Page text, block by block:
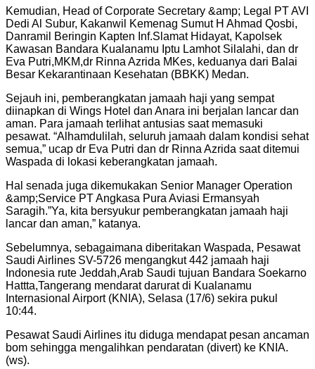
Kemudian, Head of Corporate Secretary &amp; Legal PT AVI
Dedi Al Subur, Kakanwil Kemenag Sumut H Ahmad Qosbi,
Danramil Beringin Kapten Inf.Slamat Hidayat, Kapolsek
Kawasan Bandara Kualanamu Iptu Lamhot Silalahi, dan dr
Eva Putri,MKM,dr Rinna Azrida MKes, keduanya dari Balai
Besar Kekarantinaan Kesehatan (BBKK) Medan.
Sejauh ini, pemberangkatan jamaah haji yang sempat
diinapkan di Wings Hotel dan Anara ini berjalan lancar dan
aman. Para jamaah terlihat antusias saat memasuki
pesawat. “Alhamdulilah, seluruh jamaah dalam kondisi sehat
semua,” ucap dr Eva Putri dan dr Rinna Azrida saat ditemui
Waspada di lokasi keberangkatan jamaah.
Hal senada juga dikemukakan Senior Manager Operation
&amp;Service PT Angkasa Pura Aviasi Ermansyah
Saragih.”Ya, kita bersyukur pemberangkatan jamaah haji
lancar dan aman,” katanya.
Sebelumnya, sebagaimana diberitakan Waspada, Pesawat
Saudi Airlines SV-5726 mengangkut 442 jamaah haji
Indonesia rute Jeddah,Arab Saudi tujuan Bandara Soekarno
Hattta,Tangerang mendarat darurat di Kualanamu
Internasional Airport (KNIA), Selasa (17/6) sekira pukul
10:44.
Pesawat Saudi Airlines itu diduga mendapat pesan ancaman
bom sehingga mengalihkan pendaratan (divert) ke KNIA.
(ws).